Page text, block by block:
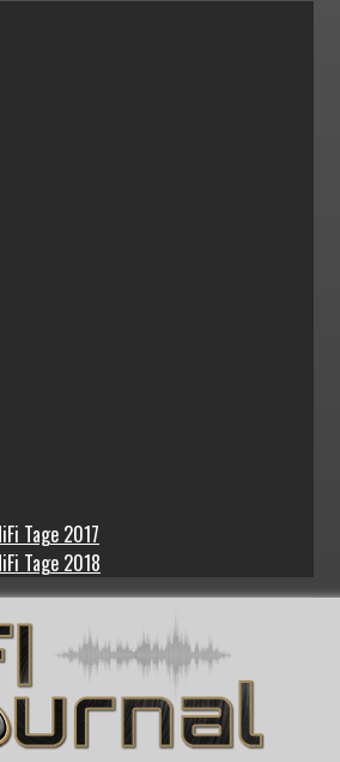
Tage 2017
Tage 2018